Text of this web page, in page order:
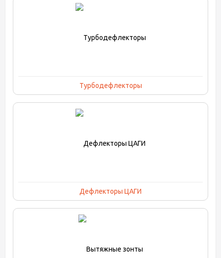
Турбодефлекторы
Дефлекторы ЦАГИ